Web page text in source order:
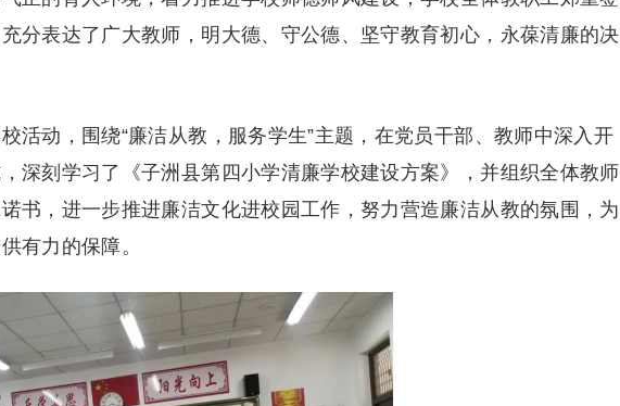
分表达了广大教师，明大德、守公德、坚守教育初心，永葆清廉的决
活动，围绕“廉洁从教，服务学生”主题，在党员干部、教师中深入开
深刻学习了《子洲县第四小学清廉学校建设方案》，并组织全体教师
书，进一步推进廉洁文化进校园工作，努力营造廉洁从教的氛围，为
有力的保障。